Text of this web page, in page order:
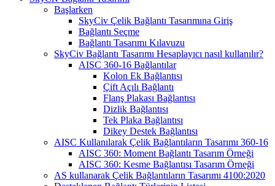
Başlarken
SkyCiv Çelik Bağlantı Tasarımına Giriş
Bağlantı Seçme
Bağlantı Tasarımı Kılavuzu
SkyCiv Bağlantı Tasarımı Hesaplayıcı nasıl kullanılır?
AISC 360-16 Bağlantılar
Kolon Ek Bağlantısı
Çift Açılı Bağlantı
Flanş Plakası Bağlantısı
Dizlik Bağlantısı
Tek Plaka Bağlantısı
Dikey Destek Bağlantısı
AISC Kullanılarak Çelik Bağlantıların Tasarımı 360-16
AISC 360: Moment Bağlantı Tasarım Örneği
AISC 360: Kesme Bağlantısı Tasarım Örneği
AS kullanarak Çelik Bağlantıların Tasarımı 4100:2020